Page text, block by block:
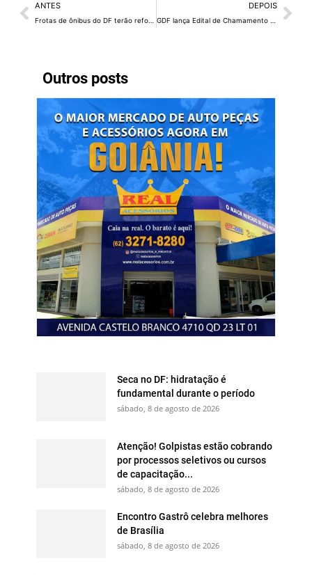
Outros posts
Seca no DF: hidratação é
fundamental durante o período
sábado, 8 de agosto de 2026
Atenção! Golpistas estão cobrando
por processos seletivos ou cursos
de capacitação...
sábado, 8 de agosto de 2026
Encontro Gastrô celebra melhores
de Brasília
sábado, 8 de agosto de 2026
ANTES DEPOIS